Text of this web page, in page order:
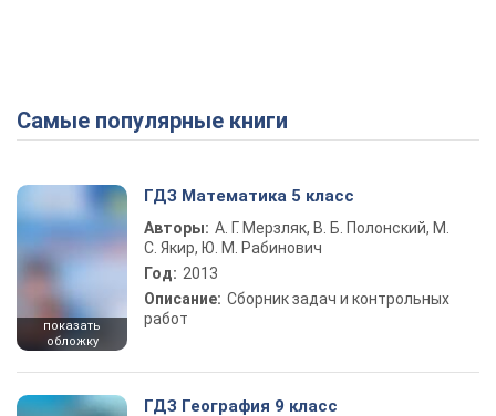
Самые популярные книги
показать
обложку
ГДЗ Математика 5 класс
Авторы: А. Г. Мерзляк, В. Б. Полонский, М.
С. Якир, Ю. М. Рабинович
Год: 2013
Описание: Сборник задач и контрольных
работ
ГДЗ География 9 класс